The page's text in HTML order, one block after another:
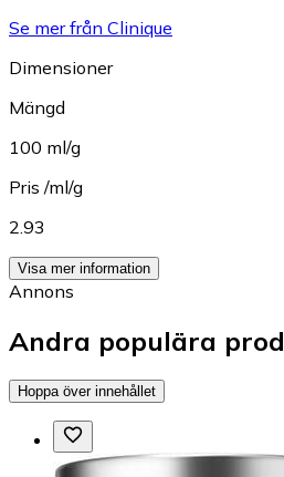
Se mer från Clinique
Dimensioner
Mängd
100 ml/g
Pris /ml/g
2.93
Visa mer information
Annons
Andra populära
Hoppa över innehållet